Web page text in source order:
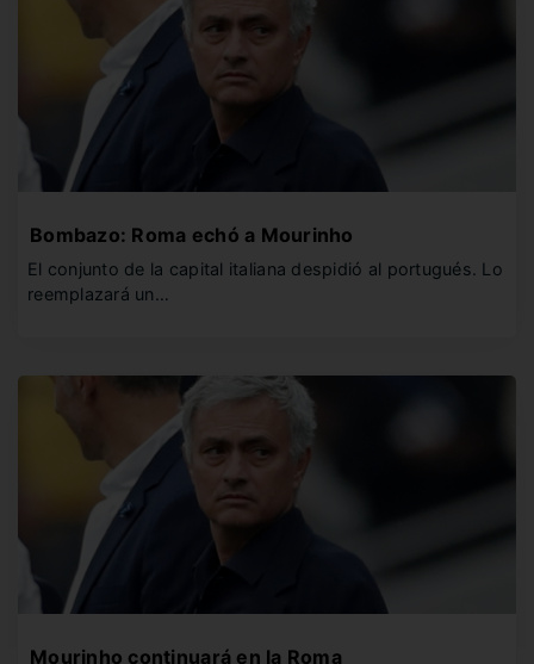
Bombazo: Roma echó a Mourinho
El conjunto de la capital italiana despidió al portugués. Lo
reemplazará un…
Mourinho continuará en la Roma